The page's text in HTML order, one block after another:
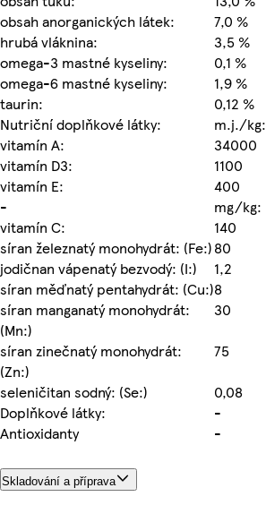
obsah anorganických látek:
7,0 %
hrubá vláknina:
3,5 %
omega-3 mastné kyseliny:
0,1 %
omega-6 mastné kyseliny:
1,9 %
taurin:
0,12 %
Nutriční doplňkové látky:
m.j./kg:
vitamín A:
34000
vitamín D3:
1100
vitamín E:
400
-
mg/kg:
vitamín C:
140
síran železnatý monohydrát: (Fe:)80
jodičnan vápenatý bezvodý: (I:)
1,2
síran měďnatý pentahydrát: (Cu:)8
síran manganatý monohydrát:
(Mn:)
30
síran zinečnatý monohydrát:
(Zn:)
75
seleničitan sodný: (Se:)
0,08
Doplňkové látky:
-
Antioxidanty
-
Skladování a příprava